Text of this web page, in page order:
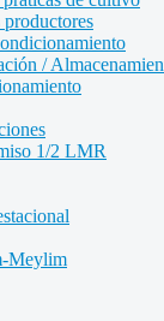
productores
/
1/2 LMR
Meylim